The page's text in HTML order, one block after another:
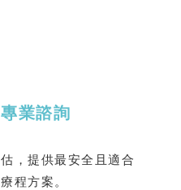
專業諮詢
，提供最安全且適合
程方案。